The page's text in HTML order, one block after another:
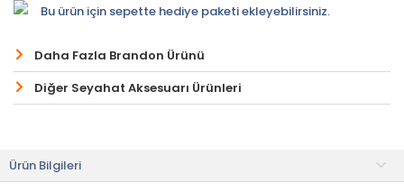
Bu ürün için sepette hediye paketi ekleyebilirsiniz.
Daha Fazla Brandon Ürünü
Diğer Seyahat Aksesuarı Ürünleri
Ürün Bilgileri